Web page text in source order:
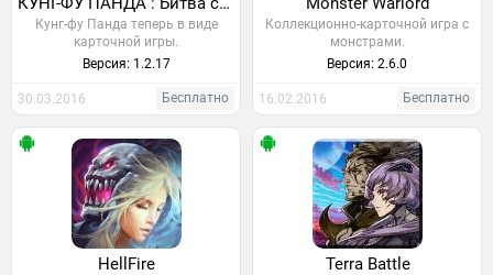
Кунг-фу Панда теперь в виде
карточной игры.
Версия: 1.2.17
30.03.2016 Бесплатно
Коллекционно-карточной игра с
монстрами.
Версия: 2.6.0
16.02.2016 Бесплатно
HellFire Terra Battle